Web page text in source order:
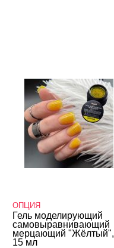
ОПЦИЯ
Гель моделирующий
самовыравнивающий
мерцающий "Жёлтый",
15 мл